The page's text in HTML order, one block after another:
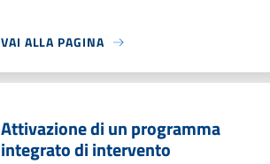
VAI ALLA PAGINA
Attivazione di un programma
integrato di intervento